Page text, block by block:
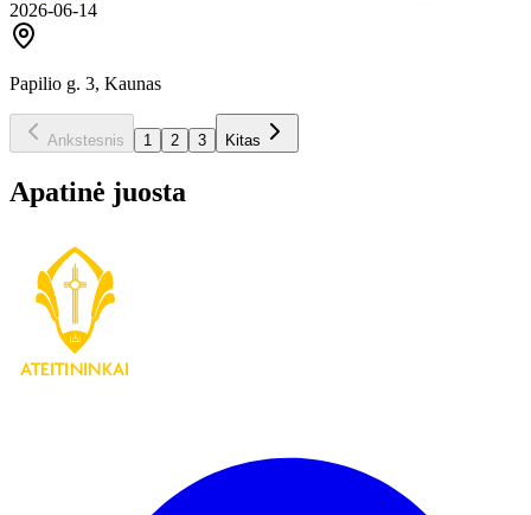
2026-06-14
Papilio g. 3, Kaunas
Ankstesnis 1 2 3 Kitas
Apatinė juosta